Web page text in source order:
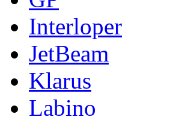
Interloper
JetBeam
Klarus
Labino